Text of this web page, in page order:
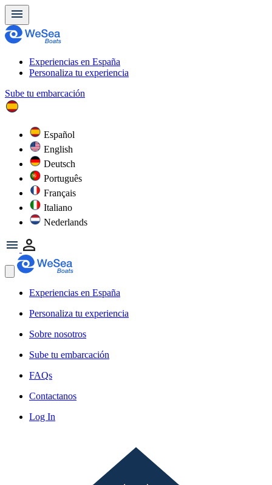
Experiencias en España
Personaliza tu experiencia
Sube tu embarcación
Español
English
Deutsch
Português
Français
Italiano
Nederlands
Experiencias en España
Personaliza tu experiencia
Sobre nosotros
Sube tu embarcación
FAQs
Contactanos
Log In